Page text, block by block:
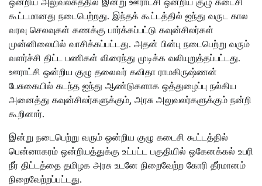
கூட்டமானது நடைபெற்றது. இந்தக் கூட்டத்தில் ஐந்து வருட கால
வரவு செலவுகள் கணக்கு பார்க்கப்பட்டு கவுன்சிலர்கள்
முன்னிலையில் வாசிக்கப்பட்டது. அதன் பின்பு நடைபெற்று வரும்
வளர்ச்சி திட்ட பணிகள் விரைந்து முடிக்க வலியுறுத்தப்பட்டது.
ஊராட்சி ஒன்றிய குழு தலைவர் கவிதா ராமகிருஷ்ணன்
பேசுகையில் கடந்த ஐந்து ஆண்டுகளாக ஒத்துழைப்பு நல்கிய
அனைத்து கவுன்சிலர்களுக்கும், அரசு அலுவலர்களுக்கும் நன்றி
கூறினார்.
இன்று நடைபெற்று வரும் ஒன்றிய குழு கடைசி கூட்டத்தில்
பென்னாகரம் ஒன்றியத்துக்கு உட்பட்ட பகுதியில் ஒகேனக்கல் உபரி
நீர் திட்டத்தை தமிழக அரசு உடனே நிறைவேற்ற கோரி தீர்மானம்
நிறைவேற்றப்பட்டது.